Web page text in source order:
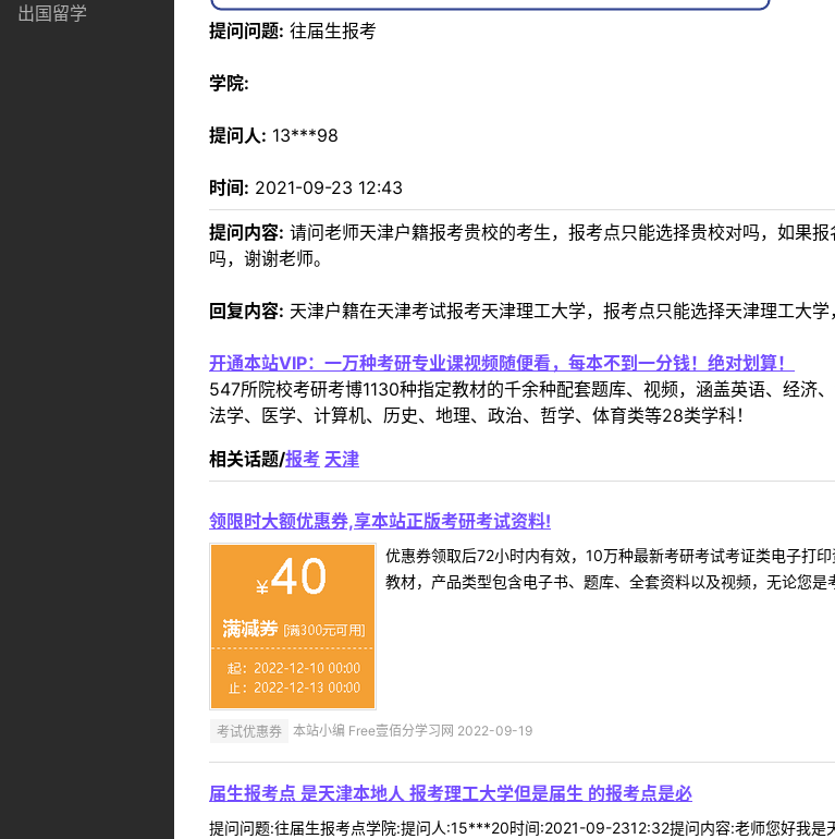
出国留学
提问问题: 往届生报考
学院:
提问人: 13***98
时间: 2021-09-23 12:43
提问内容: 请问老师天津户籍报考贵校的考生，报考点只能选择贵校对吗，如果
吗，谢谢老师。
回复内容: 天津户籍在天津考试报考天津理工大学，报考点只能选择天津理工大
开通本站VIP：一万种考研专业课视频随便看，每本不到一分钱！绝对划算！
547所院校考研考博1130种指定教材的千余种配套题库、视频，涵盖英语、经济
法学、医学、计算机、历史、地理、政治、哲学、体育类等28类学科！
相关话题/报考 天津
领限时大额优惠券,享本站正版考研考试资料!
优惠券领取后72小时内有效，10万种最新考研考试考证类电子打
教材，产品类型包含电子书、题库、全套资料以及视频，无论您
考试优惠券 本站小编 Free壹佰分学习网 2022-09-19
届生报考点 是天津本地人 报考理工大学但是届生 的报考点是必
提问问题:往届生报考点学院:提问人:15***20时间:2021-09-2312:32提问内容:老师您好我